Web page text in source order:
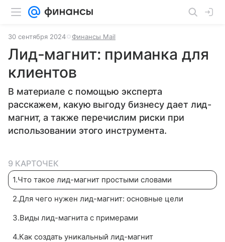
30 сентября 2024 Финансы Mail
Лид-магнит: приманка для
клиентов
В материале с помощью эксперта
расскажем, какую выгоду бизнесу дает лид-
магнит, а также перечислим риски при
использовании этого инструмента.
9 КАРТОЧЕК
1.Что такое лид-магнит простыми словами
2.Для чего нужен лид-магнит: основные цели
3.Виды лид-магнита с примерами
4.Как создать уникальный лид-магнит